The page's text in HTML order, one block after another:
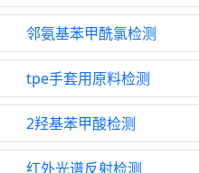
邻氨基苯甲酰氯检测
tpe手套用原料检测
2羟基苯甲酸检测
红外光谱反射检测